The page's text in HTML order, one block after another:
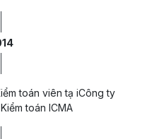
toán viên tạ iCông ty
toán ICMA